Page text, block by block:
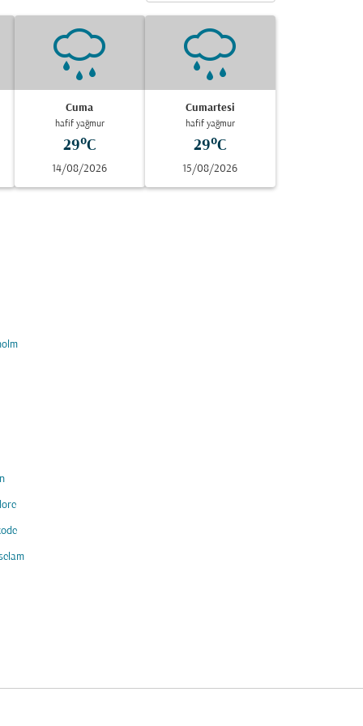
Cuma
hafif yağmur
29°C
14/08/2026
Cumartesi
hafif yağmur
29°C
15/08/2026